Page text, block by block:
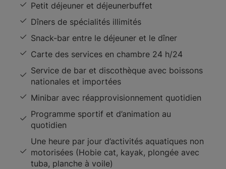
Petit déjeuner et déjeunerbuffet
Dîners de spécialités illimités
Snack-bar entre le déjeuner et le dîner
Carte des services en chambre 24 h/24
Service de bar et discothèque avec boissons
nationales et importées
Minibar avec réapprovisionnement quotidien
Programme sportif et d’animation au
quotidien
Une heure par jour d’activités aquatiques non
motorisées (Hobie cat, kayak, plongée avec
tuba, planche à voile)